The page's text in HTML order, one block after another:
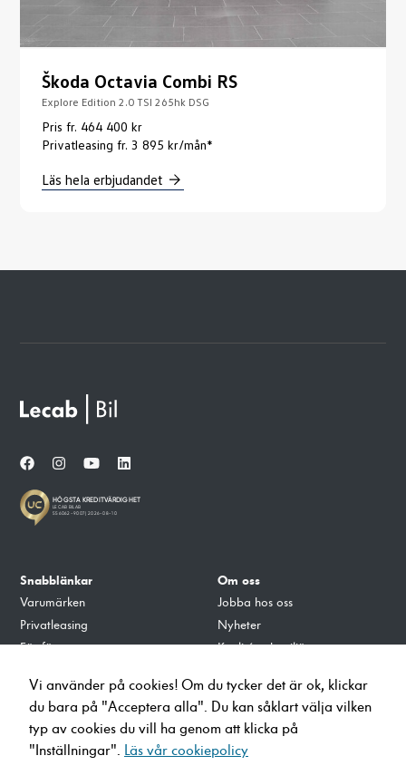
Škoda Octavia Combi RS
Explore Edition 2.0 TSI 265hk DSG
Pris fr. 464 400 kr
Privatleasing fr. 3 895 kr/mån*
Läs hela erbjudandet
Snabblänkar
Varumärken
Privatleasing
För företag
Verkstad
Ladda på Lecab
Om oss
Jobba hos oss
Nyheter
Kvalité och miljö
Vi använder på cookies! Om du tycker det är ok, klickar
du bara på "Acceptera alla". Du kan såklart välja vilken
typ av cookies du vill ha genom att klicka på
"Inställningar". Läs vår cookiepolicy